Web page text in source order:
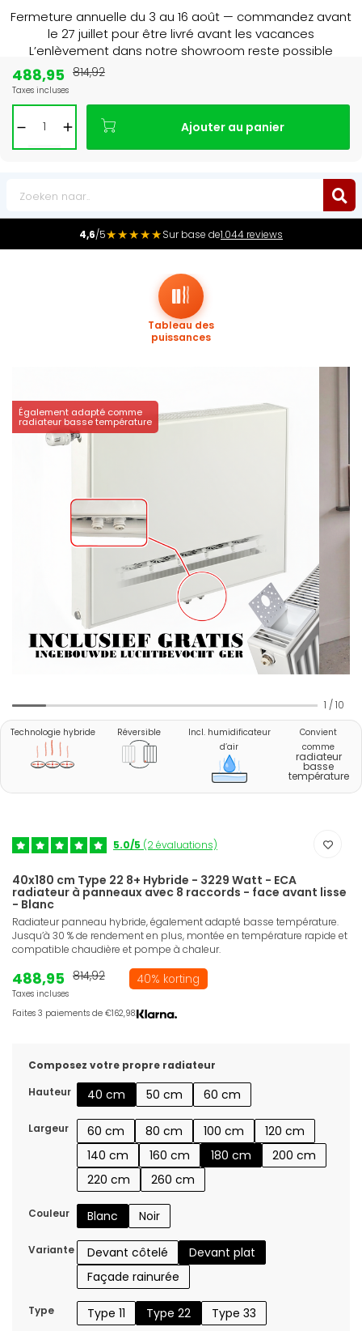
Fermeture annuelle du 3 au 16 août — commandez avant
le 27 juillet pour être livré avant les vacances
L’enlèvement dans notre showroom reste possible
jusqu’au 1er août à 16 h 30.
4,6/5★★★★★Sur base de1.044 reviews
Également adapté comme
radiateur basse température
Tableau des
puissances
1 / 10
Technologie hybride Réversible
Incl. humidificateur
d’air
Convient
comme
radiateur
basse
température
5.0/5 (2 évaluations)
40x180 cm Type 22 8+ Hybride - 3229 Watt - ECA
radiateur à panneaux avec 8 raccords - face avant lisse
- Blanc
Radiateur panneau hybride, également adapté basse température.
Jusqu’à 30 % de rendement en plus, montée en température rapide et
compatible chaudière et pompe à chaleur.
488,95
Taxes incluses
814,92 40% korting
Faites 3 paiements de €162,98.
Composez votre propre radiateur
Hauteur
40 cm 50 cm 60 cm
Largeur 60 cm 80 cm 100 cm
120 cm
140 cm
160 cm 180 cm
200 cm
220 cm
260 cm
Couleur Blanc Noir
Variante Devant côtelé
Devant plat
Façade rainurée
Type Type 11 Type 22 Type 33
488,95
Taxes incluses
814,92
Ajouter au panier